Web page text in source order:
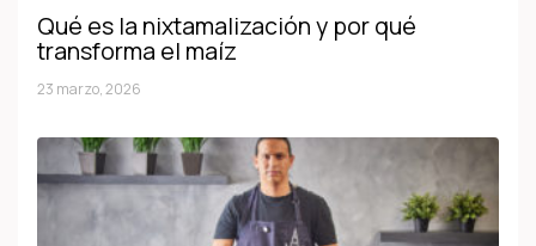
Qué es la nixtamalización y por qué
transforma el maíz
23 marzo, 2026